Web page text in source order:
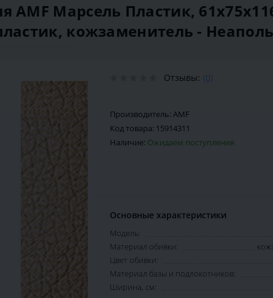
AMF Марсель Пластик,
кожзаменитель -
Отзывы: (0)
Производитель: AMF
Код товара: 15914311
Наличие: Ожидаем поступления
Основные характеристики
Модель:
Материал обивки:
Цвет обивки:
Материал базы и подлокотников:
Ширина, см: